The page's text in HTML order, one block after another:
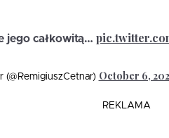
jego całkowitą…
October 6,
REKLAMA